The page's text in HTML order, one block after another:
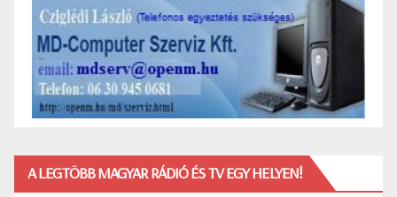
A LEGTÖBB MAGYAR RÁDIÓ ÉS TV EGY HELYEN!